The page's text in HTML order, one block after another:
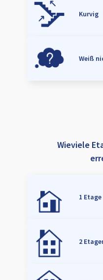
Kurvig
Weiß
Wieviele
1 Etage
2